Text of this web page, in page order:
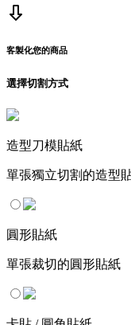
客製化您的商品
選擇切割方式
造型刀模貼紙
單張獨立切割的造型
圓形貼紙
單張裁切的圓形貼紙